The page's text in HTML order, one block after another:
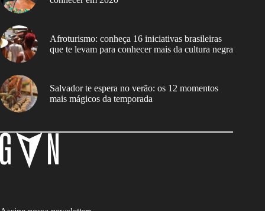
Afroturismo: conheça 16 iniciativas brasileiras
que te levam para conhecer mais da cultura negra
Salvador te espera no verão: os 12 momentos
mais mágicos da temporada